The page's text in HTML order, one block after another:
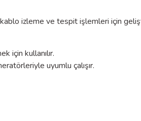
izleme ve tespit işlemleri için
için kullanılır.
uyumlu çalışır.